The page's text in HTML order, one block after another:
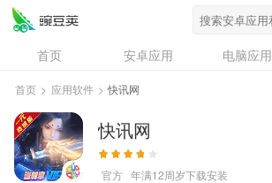
首页 安卓应用 电脑应用
资讯
专题
问答
首页 > 应用软件 > 快讯网
快讯网
官方 年满12周岁下载安装